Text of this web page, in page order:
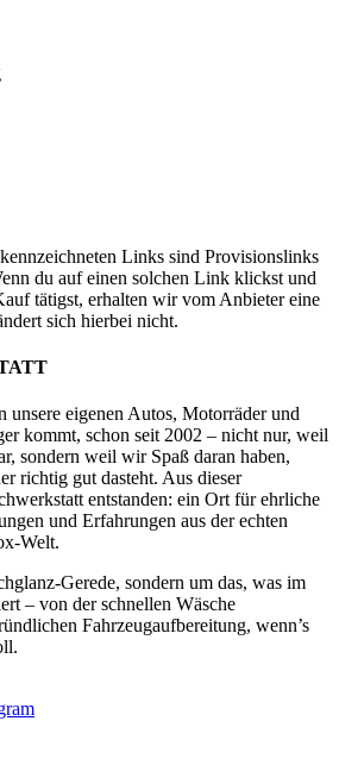
Links sind Provisionslinks
du auf einen solchen Link klickst und
tätigst, erhalten wir vom Anbieter eine
sich hierbei nicht.
unsere eigenen Autos, Motorräder und
kommt, schon seit 2002 – nicht nur, weil
sondern weil wir Spaß daran haben,
richtig gut dasteht. Aus dieser
entstanden: ein Ort für ehrliche
und Erfahrungen aus der echten
Welt.
Gerede, sondern um das, was im
– von der schnellen Wäsche
Fahrzeugaufbereitung, wenn’s